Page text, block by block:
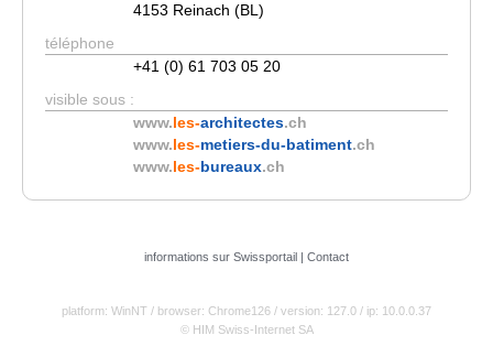
4153 Reinach (BL)
téléphone
+41 (0) 61 703 05 20
visible sous :
www.les-architectes.ch
www.les-metiers-du-batiment.ch
www.les-bureaux.ch
informations sur Swissportail | Contact
platform: WinNT / browser: Chrome126 / version: 127.0 / ip: 10.0.0.37
© HIM Swiss-Internet SA